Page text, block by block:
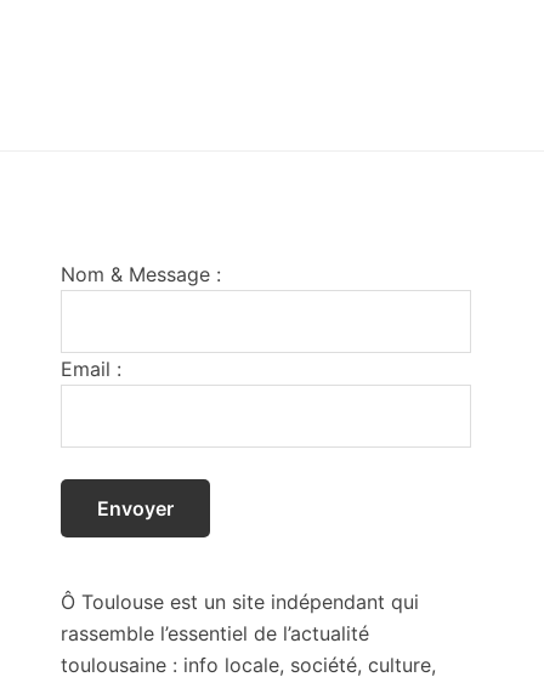
Nom & Message :
Email :
Ô Toulouse est un site indépendant qui
rassemble l’essentiel de l’actualité
toulousaine : info locale, société, culture,